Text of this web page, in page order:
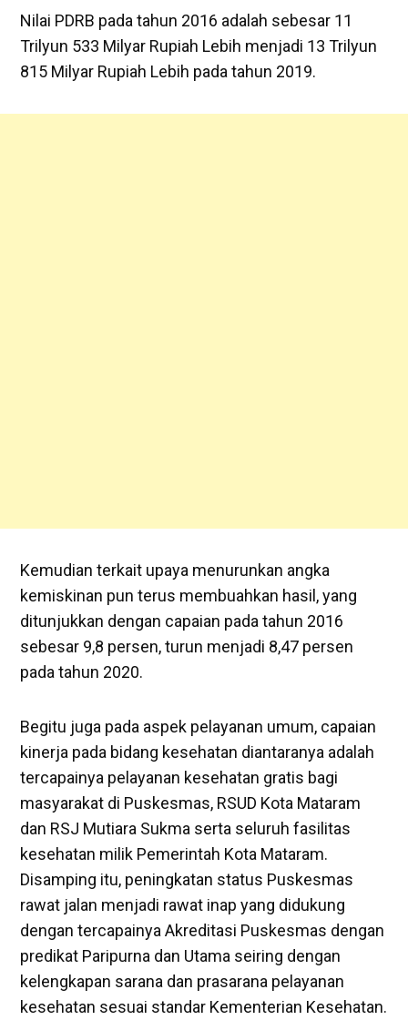
Nilai PDRB pada tahun 2016 adalah sebesar 11
Trilyun 533 Milyar Rupiah Lebih menjadi 13 Trilyun
815 Milyar Rupiah Lebih pada tahun 2019.
Kemudian terkait upaya menurunkan angka
kemiskinan pun terus membuahkan hasil, yang
ditunjukkan dengan capaian pada tahun 2016
sebesar 9,8 persen, turun menjadi 8,47 persen
pada tahun 2020.
Begitu juga pada aspek pelayanan umum, capaian
kinerja pada bidang kesehatan diantaranya adalah
tercapainya pelayanan kesehatan gratis bagi
masyarakat di Puskesmas, RSUD Kota Mataram
dan RSJ Mutiara Sukma serta seluruh fasilitas
kesehatan milik Pemerintah Kota Mataram.
Disamping itu, peningkatan status Puskesmas
rawat jalan menjadi rawat inap yang didukung
dengan tercapainya Akreditasi Puskesmas dengan
predikat Paripurna dan Utama seiring dengan
kelengkapan sarana dan prasarana pelayanan
kesehatan sesuai standar Kementerian Kesehatan.